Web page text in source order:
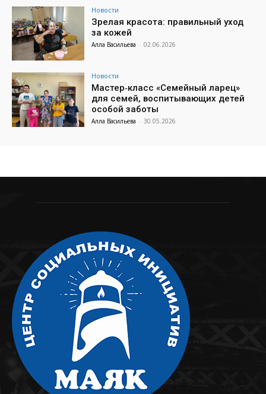
Новости
Зрелая красота: правильный уход
за кожей
Алла Васильева - 02.06.2026
Новости
Мастер‑класс «Семейный ларец»
для семей, воспитывающих детей
особой заботы
Алла Васильева - 30.05.2026